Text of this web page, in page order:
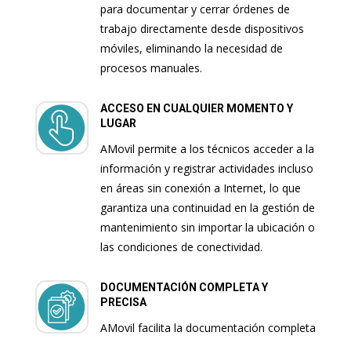
para documentar y cerrar órdenes de
trabajo directamente desde dispositivos
móviles, eliminando la necesidad de
procesos manuales.
ACCESO EN CUALQUIER MOMENTO Y
LUGAR
AMovil permite a los técnicos acceder a la
información y registrar actividades incluso
en áreas sin conexión a Internet, lo que
garantiza una continuidad en la gestión de
mantenimiento sin importar la ubicación o
las condiciones de conectividad.
DOCUMENTACIÓN COMPLETA Y
PRECISA
AMovil facilita la documentación completa